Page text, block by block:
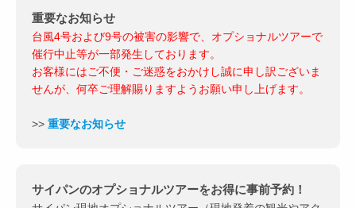
重要なお知らせ
台風4号および9号の被害の影響で、オプショナルツアーで
催行中止等が一部発生しております。
お客様にはご不便・ご迷惑をおかけし誠に申し訳ございま
せんが、何卒ご理解賜りますようお願い申し上げます。
>> 重要なお知らせ
サイパンのオプショナルツアーをお得に事前予約！